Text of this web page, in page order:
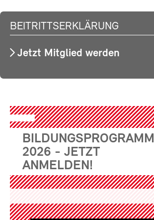
BEITRITTSERKLÄRUNG
Jetzt Mitglied werden
BILDUNGSPROGRAMM
2026 - JETZT
ANMELDEN!